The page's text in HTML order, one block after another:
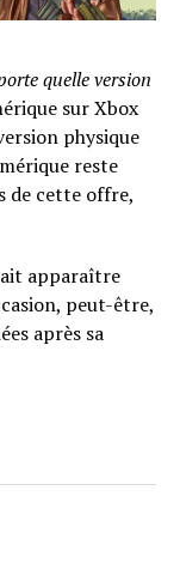
quelle version
sur Xbox
physique
reste
de cette offre,
apparaître
peut-être,
après sa